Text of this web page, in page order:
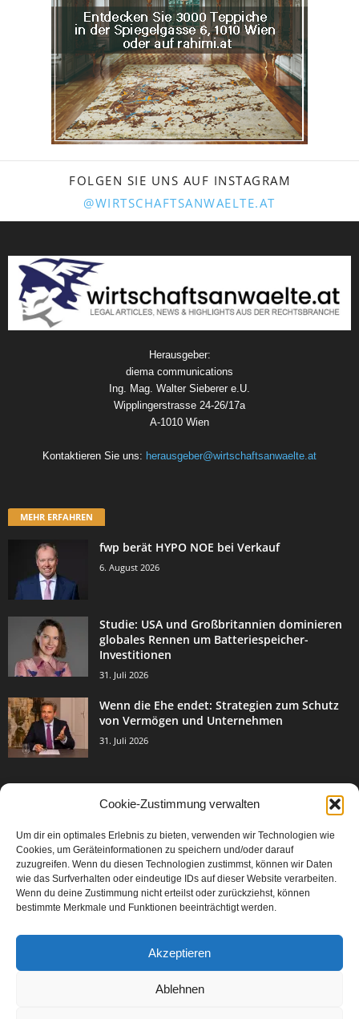
Cookie-Zustimmung verwalten
Um dir ein optimales Erlebnis zu bieten, verwenden wir Technologien wie
Cookies, um Geräteinformationen zu speichern und/oder darauf
zuzugreifen. Wenn du diesen Technologien zustimmst, können wir Daten
wie das Surfverhalten oder eindeutige IDs auf dieser Website verarbeiten.
Wenn du deine Zustimmung nicht erteilst oder zurückziehst, können
bestimmte Merkmale und Funktionen beeinträchtigt werden.
Akzeptieren
Ablehnen
FOLGEN SIE UNS AUF INSTAGRAM
@WIRTSCHAFTSANWAELTE.AT
Herausgeber:
diema communications
Ing. Mag. Walter Sieberer e.U.
Wipplingerstrasse 24-26/17a
A-1010 Wien
Kontaktieren Sie uns: herausgeber@wirtschaftsanwaelte.at
MEHR ERFAHREN
fwp berät HYPO NOE bei Verkauf
6. August 2026
Studie: USA und Großbritannien dominieren
globales Rennen um Batteriespeicher-
Investitionen
31. Juli 2026
Wenn die Ehe endet: Strategien zum Schutz
von Vermögen und Unternehmen
31. Juli 2026
Events & Success 3003
Breaking News 2067
Aktuelles
Featured Article
Karriere 567